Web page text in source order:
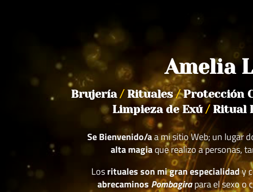
Amelia
Brujería /Rituales/Protección
Limpieza de Exú /Ritual
Se Bienvenido/aa mi sitio Web; un lugar
alta magiaque realizo a personas,
Losrituales son mi gran especialidady
abrecaminos Pombagirapara el sexo o